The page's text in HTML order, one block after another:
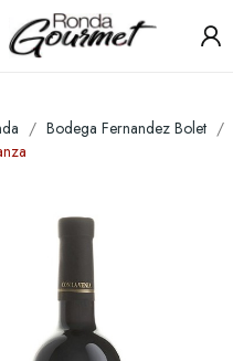
Bodega Fernandez Bolet